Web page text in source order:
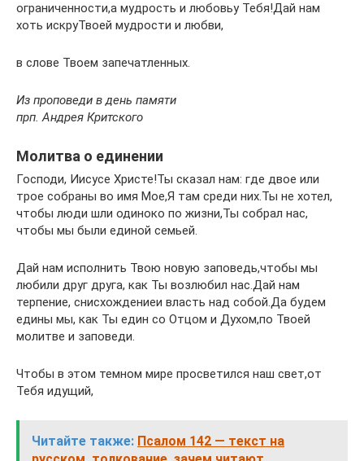
ограниченности,а мудрость и любовьу Тебя!Дай нам
хоть искруТвоей мудрости и любви,
в слове Твоем запечатленных.
Из проповеди в день памяти
прп. Андрея Критского
Молитва о единении
Господи, Иисусе Христе!Ты сказал нам: где двое или
трое собраны во имя Мое,Я там среди них.Ты не хотел,
чтобы люди шли одиноко по жизни,Ты собрал нас,
чтобы мы были единой семьей.
Дай нам исполнить Твою новую заповедь,чтобы мы
любили друг друга, как Ты возлюбил нас.Дай нам
терпение, снисхождениеи власть над собой.Да будем
едины мы, как Ты един со Отцом и Духом,по Твоей
молитве и заповеди.
Чтобы в этом темном мире просветился наш свет,от
Тебя идущий,
Читайте также: Псалом 142 — текст на